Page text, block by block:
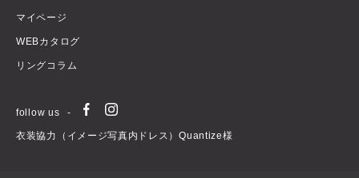
マイページ
WEBカタログ
リングコラム
follow us
衣装協力（イメージ写真内ドレス）Quantize様